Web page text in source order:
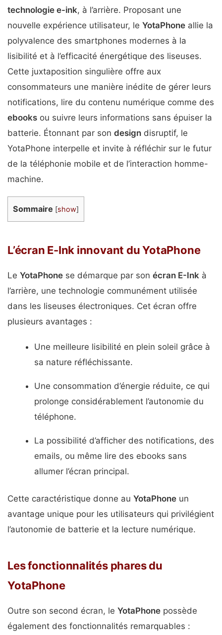
technologie e-ink, à l’arrière. Proposant une
nouvelle expérience utilisateur, le YotaPhone allie la
polyvalence des smartphones modernes à la
lisibilité et à l’efficacité énergétique des liseuses.
Cette juxtaposition singulière offre aux
consommateurs une manière inédite de gérer leurs
notifications, lire du contenu numérique comme des
ebooks ou suivre leurs informations sans épuiser la
batterie. Étonnant par son design disruptif, le
YotaPhone interpelle et invite à réfléchir sur le futur
de la téléphonie mobile et de l’interaction homme-
machine.
Sommaire [show]
L’écran E-Ink innovant du YotaPhone
Le YotaPhone se démarque par son écran E-Ink à
l’arrière, une technologie communément utilisée
dans les liseuses électroniques. Cet écran offre
plusieurs avantages :
Une meilleure lisibilité en plein soleil grâce à
sa nature réfléchissante.
Une consommation d’énergie réduite, ce qui
prolonge considérablement l’autonomie du
téléphone.
La possibilité d’afficher des notifications, des
emails, ou même lire des ebooks sans
allumer l’écran principal.
Cette caractéristique donne au YotaPhone un
avantage unique pour les utilisateurs qui privilégient
l’autonomie de batterie et la lecture numérique.
Les fonctionnalités phares du
YotaPhone
Outre son second écran, le YotaPhone possède
également des fonctionnalités remarquables :